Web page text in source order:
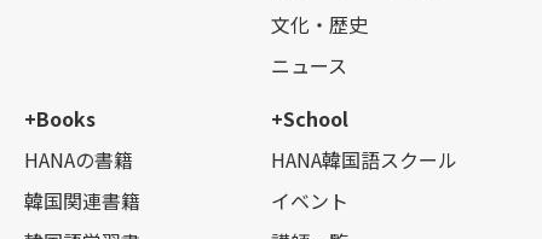
文化・歴史
ニュース
+Books
HANAの書籍
韓国関連書籍
+School
HANA韓国語スクール
イベント